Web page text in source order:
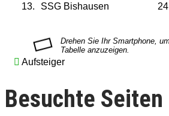
13.
SSG Bishausen 24
Aufsteiger
Besuchte Seiten